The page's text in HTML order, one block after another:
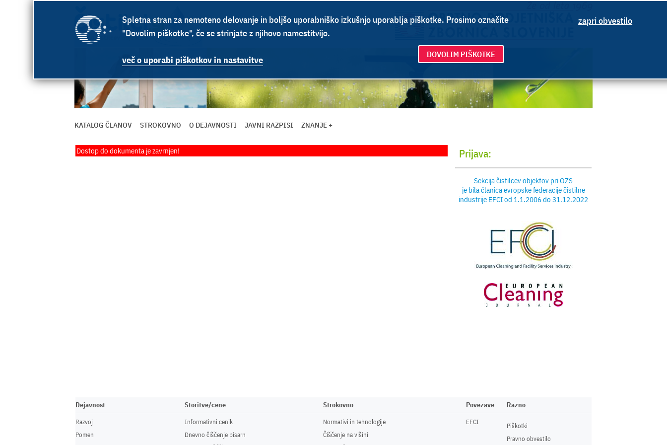
KATALOG ČLANOV STROKOVNO O DEJAVNOSTI JAVNI RAZPISI ZNANJE +
Dostop do dokumenta je zavrnjen! Prijava:
Sekcija čistilcev objektov pri OZS
je bila članica evropske federacije čistilne
industrije EFCI od 1.1.2006 do 31.12.2022
Dejavnost
Razvoj
Pomen
Storitve/cene
Informativni cenik
Dnevno čiščenje pisarn
Strokovno
Normativi in tehnologije
Čiščenje na višini
Povezave
EFCI
Razno
Piškotki
Pravno obvestilo
Spletna stran za nemoteno delovanje in boljšo uporabniško izkušnjo uporablja piškotke. Prosimo označite
"Dovolim piškotke", če se strinjate z njihovo namestitvijo.
več o uporabi piškotkov in nastavitve DOVOLIM PIŠKOTKE
zapri obvestilo